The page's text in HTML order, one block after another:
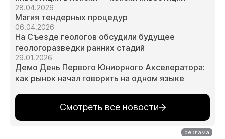
28.04.2026
Магия тендерных процедур
06.04.2026
На Съезде геологов обсудили будущее
геологоразведки ранних стадий
29.01.2026
Демо День Первого Юниорного Акселератора:
как рынок начал говорить на одном языке
Смотреть все новости